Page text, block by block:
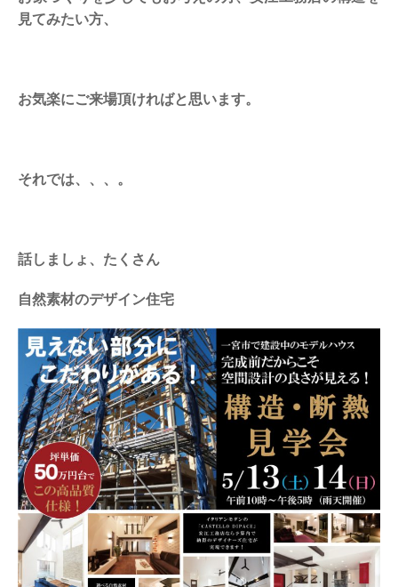
見てみたい方、
お気楽にご来場頂ければと思います。
それでは、、、。
話しましょ、たくさん
自然素材のデザイン住宅